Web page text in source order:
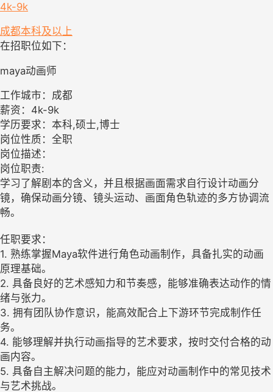
4k-9k
成都本科及以上
在招职位如下：
maya动画师
工作城市：成都
薪资：4k-9k
学历要求：本科,硕士,博士
岗位性质：全职
岗位描述：
岗位职责:
学习了解剧本的含义，并且根据画面需求自行设计动画分
镜，确保动画分镜、镜头运动、画面角色轨迹的多方协调流
畅。
任职要求：
1. 熟练掌握Maya软件进行角色动画制作，具备扎实的动画
原理基础。
2. 具备良好的艺术感知力和节奏感，能够准确表达动作的情
绪与张力。
3. 拥有团队协作意识，能高效配合上下游环节完成制作任
务。
4. 能够理解并执行动画指导的艺术要求，按时交付合格的动
画内容。
5. 具备自主解决问题的能力，能应对动画制作中的常见技术
与艺术挑战。